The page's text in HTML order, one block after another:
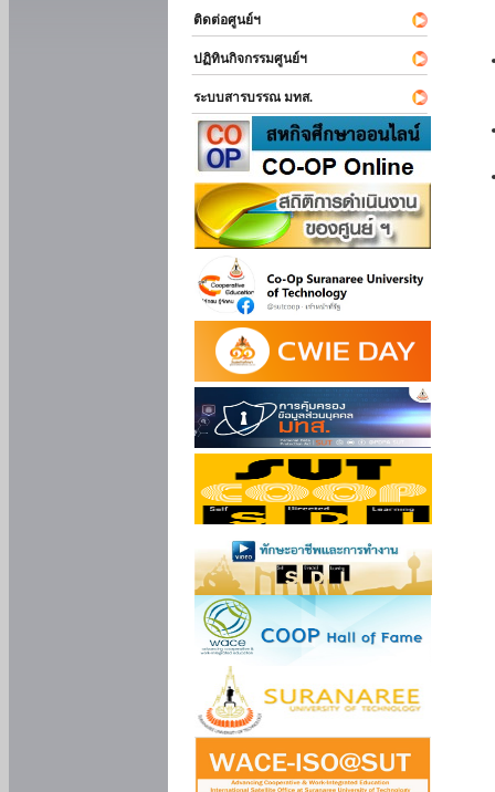
ติดต่อศูนย์ฯ
ปฏิทินกิจกรรมศูนย์ฯ
ระบบสารบรรณ มทส.